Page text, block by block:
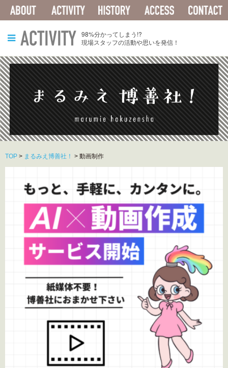
98%分かってしまう!?
現場スタッフの活動や思いを発信！
TOP > まるみえ博善社！ > 動画制作